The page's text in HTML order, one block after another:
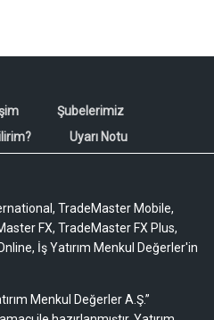
Şubelerimiz
Uyarı Notu
TradeMaster Mobile,
FX, TradeMaster FX Plus,
İş Yatırım Menkul Değerler'in
Menkul Değerler A.Ş.”